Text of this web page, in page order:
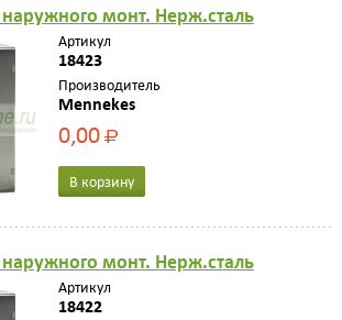
монт. Нерж.стaль
Артикул
18423
Производитель
Mennekes
0,00Р
В корзину
монт. Нерж.стaль
Артикул
18422